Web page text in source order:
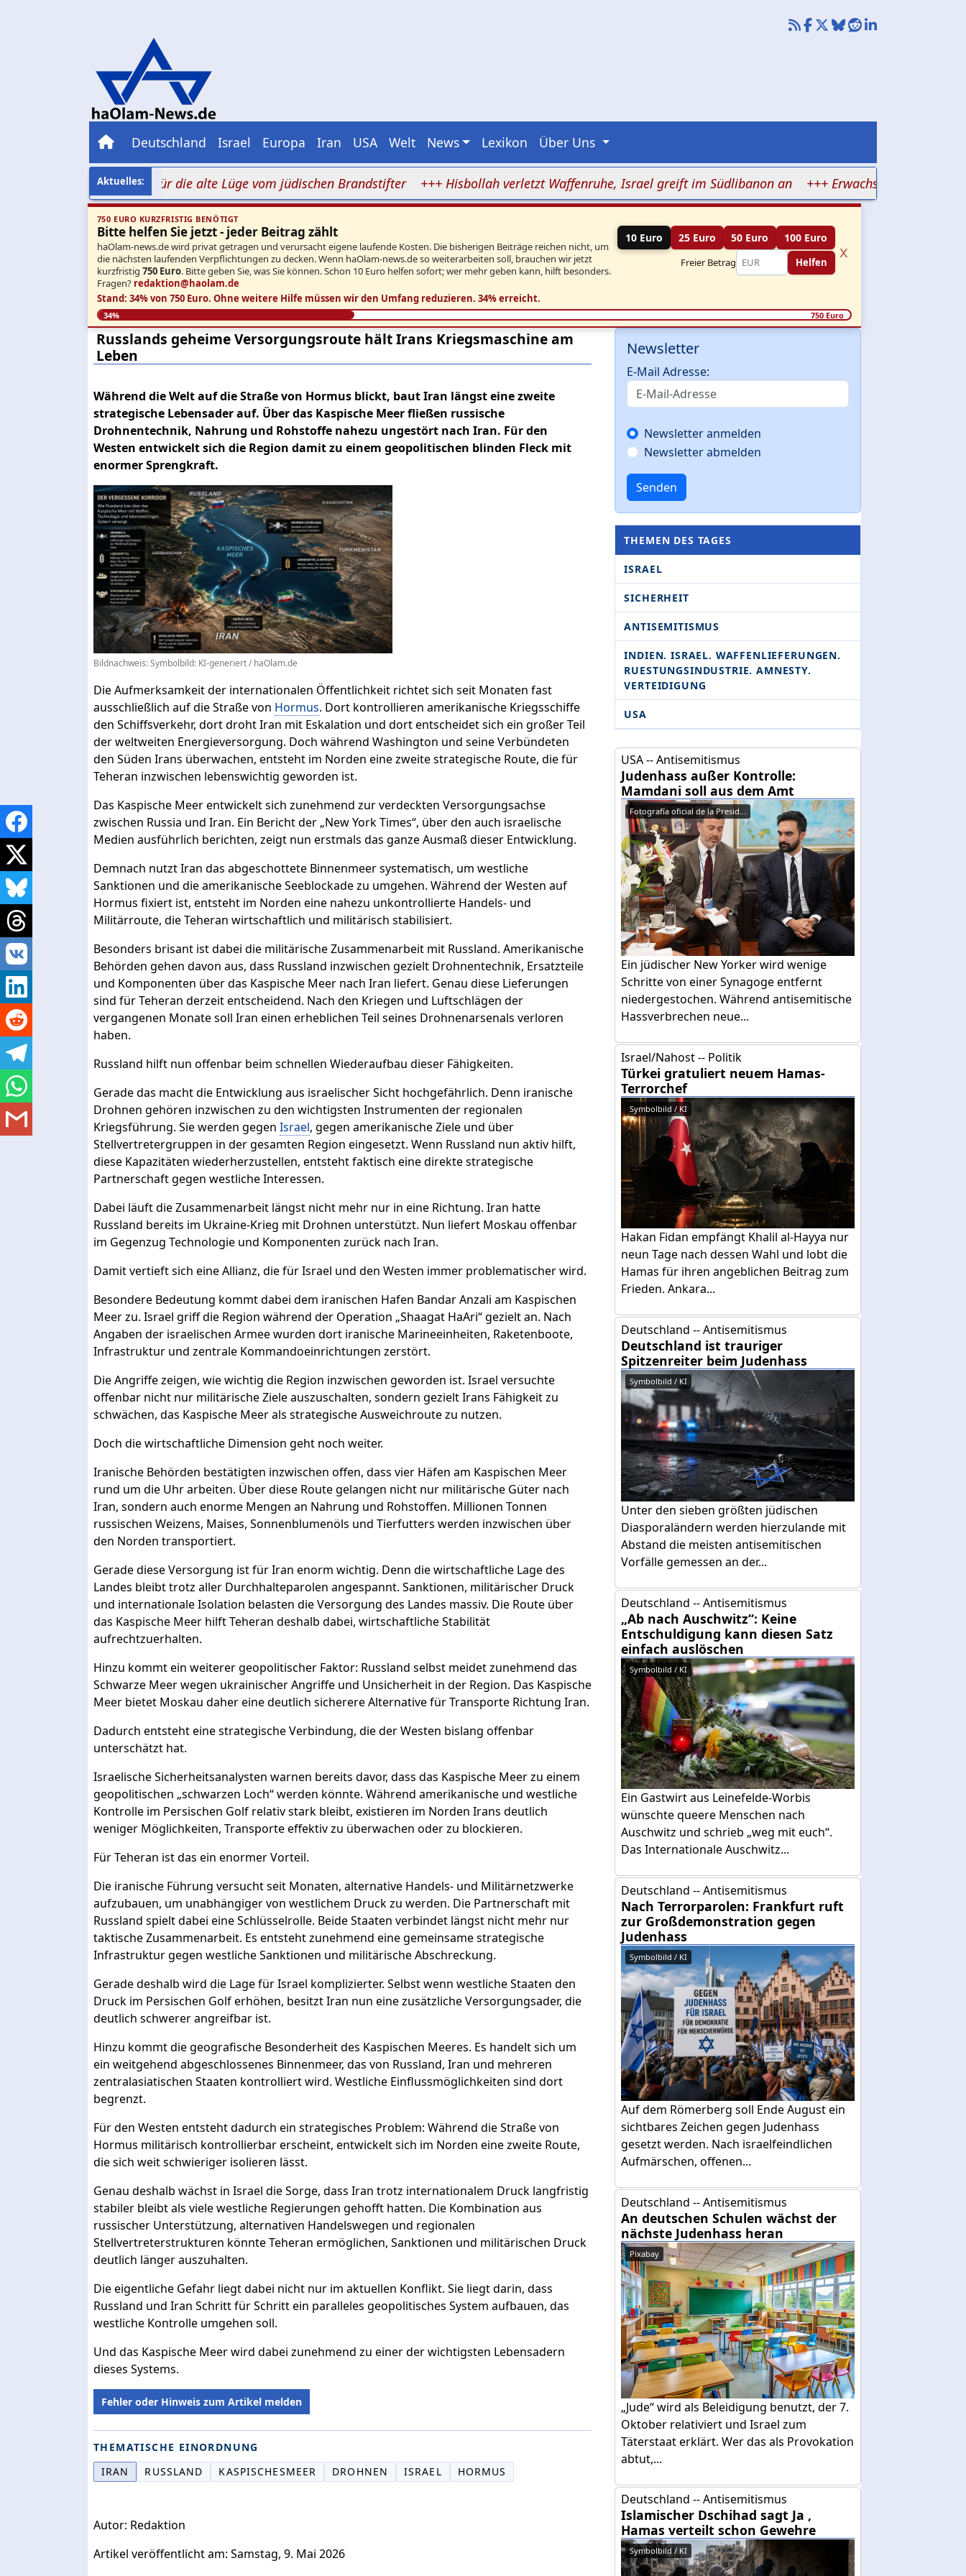
Deutschland Israel Europa Iran USA Welt News Lexikon Über Uns
Millionen Aufrufe für die alte Lüge vom jüdischen Brandstifter +++ Hisbollah verletzt Waffenruhe, Israel greift im Südlibanon an +++ Erwachsene drillen Kinder
750 EURO KURZFRISTIG BENÖTIGT
Bitte helfen Sie jetzt - jeder Beitrag zählt
haOlam-news.de wird privat getragen und verursacht eigene laufende Kosten. Die bisherigen Beiträge reichen nicht, um
die nächsten laufenden Verpflichtungen zu decken. Wenn haOlam-news.de so weiterarbeiten soll, brauchen wir jetzt
kurzfristig 750 Euro. Bitte geben Sie, was Sie können. Schon 10 Euro helfen sofort; wer mehr geben kann, hilft besonders.
Fragen? redaktion@haolam.de
10 Euro 25 Euro 50 Euro 100 Euro
Freier Betrag Helfen
x
Stand: 34% von 750 Euro. Ohne weitere Hilfe müssen wir den Umfang reduzieren. 34% erreicht.
34% 750 Euro
Russlands geheime Versorgungsroute hält Irans Kriegsmaschine am
Leben
Während die Welt auf die Straße von Hormus blickt, baut Iran längst eine zweite
strategische Lebensader auf. Über das Kaspische Meer fließen russische
Drohnentechnik, Nahrung und Rohstoffe nahezu ungestört nach Iran. Für den
Westen entwickelt sich die Region damit zu einem geopolitischen blinden Fleck mit
enormer Sprengkraft.
Bildnachweis: Symbolbild: KI-generiert / haOlam.de
Die Aufmerksamkeit der internationalen Öffentlichkeit richtet sich seit Monaten fast
ausschließlich auf die Straße von Hormus. Dort kontrollieren amerikanische Kriegsschiffe
den Schiffsverkehr, dort droht Iran mit Eskalation und dort entscheidet sich ein großer Teil
der weltweiten Energieversorgung. Doch während Washington und seine Verbündeten
den Süden Irans überwachen, entsteht im Norden eine zweite strategische Route, die für
Teheran inzwischen lebenswichtig geworden ist.
Das Kaspische Meer entwickelt sich zunehmend zur verdeckten Versorgungsachse
zwischen Russia und Iran. Ein Bericht der „New York Times“, über den auch israelische
Medien ausführlich berichten, zeigt nun erstmals das ganze Ausmaß dieser Entwicklung.
Demnach nutzt Iran das abgeschottete Binnenmeer systematisch, um westliche
Sanktionen und die amerikanische Seeblockade zu umgehen. Während der Westen auf
Hormus fixiert ist, entsteht im Norden eine nahezu unkontrollierte Handels- und
Militärroute, die Teheran wirtschaftlich und militärisch stabilisiert.
Besonders brisant ist dabei die militärische Zusammenarbeit mit Russland. Amerikanische
Behörden gehen davon aus, dass Russland inzwischen gezielt Drohnentechnik, Ersatzteile
und Komponenten über das Kaspische Meer nach Iran liefert. Genau diese Lieferungen
sind für Teheran derzeit entscheidend. Nach den Kriegen und Luftschlägen der
vergangenen Monate soll Iran einen erheblichen Teil seines Drohnenarsenals verloren
haben.
Russland hilft nun offenbar beim schnellen Wiederaufbau dieser Fähigkeiten.
Gerade das macht die Entwicklung aus israelischer Sicht hochgefährlich. Denn iranische
Drohnen gehören inzwischen zu den wichtigsten Instrumenten der regionalen
Kriegsführung. Sie werden gegen Israel, gegen amerikanische Ziele und über
Stellvertretergruppen in der gesamten Region eingesetzt. Wenn Russland nun aktiv hilft,
diese Kapazitäten wiederherzustellen, entsteht faktisch eine direkte strategische
Partnerschaft gegen westliche Interessen.
Dabei läuft die Zusammenarbeit längst nicht mehr nur in eine Richtung. Iran hatte
Russland bereits im Ukraine-Krieg mit Drohnen unterstützt. Nun liefert Moskau offenbar
im Gegenzug Technologie und Komponenten zurück nach Iran.
Damit vertieft sich eine Allianz, die für Israel und den Westen immer problematischer wird.
Besondere Bedeutung kommt dabei dem iranischen Hafen Bandar Anzali am Kaspischen
Meer zu. Israel griff die Region während der Operation „Shaagat HaAri“ gezielt an. Nach
Angaben der israelischen Armee wurden dort iranische Marineeinheiten, Raketenboote,
Infrastruktur und zentrale Kommandoeinrichtungen zerstört.
Die Angriffe zeigen, wie wichtig die Region inzwischen geworden ist. Israel versuchte
offenbar nicht nur militärische Ziele auszuschalten, sondern gezielt Irans Fähigkeit zu
schwächen, das Kaspische Meer als strategische Ausweichroute zu nutzen.
Doch die wirtschaftliche Dimension geht noch weiter.
Iranische Behörden bestätigten inzwischen offen, dass vier Häfen am Kaspischen Meer
rund um die Uhr arbeiten. Über diese Route gelangen nicht nur militärische Güter nach
Iran, sondern auch enorme Mengen an Nahrung und Rohstoffen. Millionen Tonnen
russischen Weizens, Maises, Sonnenblumenöls und Tierfutters werden inzwischen über
den Norden transportiert.
Gerade diese Versorgung ist für Iran enorm wichtig. Denn die wirtschaftliche Lage des
Landes bleibt trotz aller Durchhalteparolen angespannt. Sanktionen, militärischer Druck
und internationale Isolation belasten die Versorgung des Landes massiv. Die Route über
das Kaspische Meer hilft Teheran deshalb dabei, wirtschaftliche Stabilität
aufrechtzuerhalten.
Hinzu kommt ein weiterer geopolitischer Faktor: Russland selbst meidet zunehmend das
Schwarze Meer wegen ukrainischer Angriffe und Unsicherheit in der Region. Das Kaspische
Meer bietet Moskau daher eine deutlich sicherere Alternative für Transporte Richtung Iran.
Dadurch entsteht eine strategische Verbindung, die der Westen bislang offenbar
unterschätzt hat.
Israelische Sicherheitsanalysten warnen bereits davor, dass das Kaspische Meer zu einem
geopolitischen „schwarzen Loch“ werden könnte. Während amerikanische und westliche
Kontrolle im Persischen Golf relativ stark bleibt, existieren im Norden Irans deutlich
weniger Möglichkeiten, Transporte effektiv zu überwachen oder zu blockieren.
Für Teheran ist das ein enormer Vorteil.
Die iranische Führung versucht seit Monaten, alternative Handels- und Militärnetzwerke
aufzubauen, um unabhängiger von westlichem Druck zu werden. Die Partnerschaft mit
Russland spielt dabei eine Schlüsselrolle. Beide Staaten verbindet längst nicht mehr nur
taktische Zusammenarbeit. Es entsteht zunehmend eine gemeinsame strategische
Infrastruktur gegen westliche Sanktionen und militärische Abschreckung.
Gerade deshalb wird die Lage für Israel komplizierter. Selbst wenn westliche Staaten den
Druck im Persischen Golf erhöhen, besitzt Iran nun eine zusätzliche Versorgungsader, die
deutlich schwerer angreifbar ist.
Hinzu kommt die geografische Besonderheit des Kaspischen Meeres. Es handelt sich um
ein weitgehend abgeschlossenes Binnenmeer, das von Russland, Iran und mehreren
zentralasiatischen Staaten kontrolliert wird. Westliche Einflussmöglichkeiten sind dort
begrenzt.
Für den Westen entsteht dadurch ein strategisches Problem: Während die Straße von
Hormus militärisch kontrollierbar erscheint, entwickelt sich im Norden eine zweite Route,
die sich weit schwieriger isolieren lässt.
Genau deshalb wächst in Israel die Sorge, dass Iran trotz internationalem Druck langfristig
stabiler bleibt als viele westliche Regierungen gehofft hatten. Die Kombination aus
russischer Unterstützung, alternativen Handelswegen und regionalen
Stellvertreterstrukturen könnte Teheran ermöglichen, Sanktionen und militärischen Druck
deutlich länger auszuhalten.
Die eigentliche Gefahr liegt dabei nicht nur im aktuellen Konflikt. Sie liegt darin, dass
Russland und Iran Schritt für Schritt ein paralleles geopolitisches System aufbauen, das
westliche Kontrolle umgehen soll.
Und das Kaspische Meer wird dabei zunehmend zu einer der wichtigsten Lebensadern
dieses Systems.
Fehler oder Hinweis zum Artikel melden
THEMATISCHE EINORDNUNG
IRAN
RUSSLAND KASPISCHESMEER DROHNEN ISRAEL HORMUS
Autor: Redaktion
Artikel veröffentlicht am: Samstag, 9. Mai 2026
Newsletter
E-Mail Adresse:
Newsletter anmelden
Newsletter abmelden
Senden
THEMEN DES TAGES
ISRAEL
SICHERHEIT
ANTISEMITISMUS
INDIEN. ISRAEL. WAFFENLIEFERUNGEN.
RU­ESTUNGSINDUSTRIE. AMNESTY.
VERTEIDIGUNG
USA
USA -- Antisemitismus
Judenhass außer Kontrolle:
Mamdani soll aus dem Amt
Fotografía oficial de la Presid...
Ein jüdischer New Yorker wird wenige
Schritte von einer Synagoge entfernt
niedergestochen. Während antisemitische
Hassverbrechen neue...
Israel/Nahost -- Politik
Türkei gratuliert neuem Hamas-
Terrorchef
Symbolbild / KI
Hakan Fidan empfängt Khalil al-Hayya nur
neun Tage nach dessen Wahl und lobt die
Hamas für ihren angeblichen Beitrag zum
Frieden. Ankara...
Deutschland -- Antisemitismus
Deutschland ist trauriger
Spitzenreiter beim Judenhass
Symbolbild / KI
Unter den sieben größten jüdischen
Diasporaländern werden hierzulande mit
Abstand die meisten antisemitischen
Vorfälle gemessen an der...
Deutschland -- Antisemitismus
„Ab nach Auschwitz“: Keine
Entschuldigung kann diesen Satz
einfach auslöschen
Symbolbild / KI
Ein Gastwirt aus Leinefelde-Worbis
wünschte queere Menschen nach
Auschwitz und schrieb „weg mit euch“.
Das Internationale Auschwitz...
Deutschland -- Antisemitismus
Nach Terrorparolen: Frankfurt ruft
zur Großdemonstration gegen
Judenhass
Symbolbild / KI
Auf dem Römerberg soll Ende August ein
sichtbares Zeichen gegen Judenhass
gesetzt werden. Nach israelfeindlichen
Aufmärschen, offenen...
Deutschland -- Antisemitismus
An deutschen Schulen wächst der
nächste Judenhass heran
Pixabay
„Jude“ wird als Beleidigung benutzt, der 7.
Oktober relativiert und Israel zum
Täterstaat erklärt. Wer das als Provokation
abtut,...
Deutschland -- Antisemitismus
Islamischer Dschihad sagt Ja ,
Hamas verteilt schon Gewehre
Symbolbild / KI